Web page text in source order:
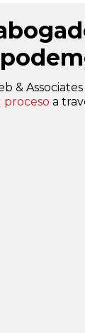
& Associates
proceso a